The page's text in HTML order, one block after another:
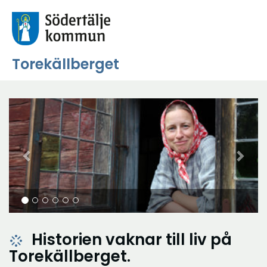
Torekällberget
Föregående
stream Historien vaknar till liv på
Torekällberget.